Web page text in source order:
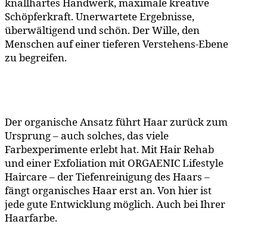
Schöpferkraft. Unerwartete Ergebnisse,
überwältigend und schön. Der Wille, den
Menschen auf einer tieferen Verstehens-Ebene
zu begreifen.
Der organische Ansatz führt Haar zurück zum
Ursprung – auch solches, das viele
Farbexperimente erlebt hat. Mit Hair Rehab
und einer Exfoliation mit ORGAENIC Lifestyle
Haircare – der Tiefenreinigung des Haars –
fängt organisches Haar erst an. Von hier ist
jede gute Entwicklung möglich. Auch bei Ihrer
Haarfarbe.